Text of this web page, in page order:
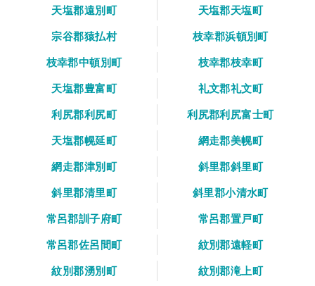
天塩郡遠別町
天塩郡天塩町
宗谷郡猿払村
枝幸郡浜頓別町
枝幸郡中頓別町
枝幸郡枝幸町
天塩郡豊富町
礼文郡礼文町
利尻郡利尻町
利尻郡利尻富士町
天塩郡幌延町
網走郡美幌町
網走郡津別町
斜里郡斜里町
斜里郡清里町
斜里郡小清水町
常呂郡訓子府町
常呂郡置戸町
常呂郡佐呂間町
紋別郡遠軽町
紋別郡湧別町
紋別郡滝上町